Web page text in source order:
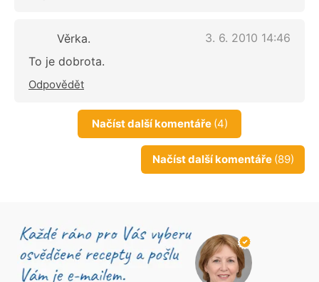
Věrka.
3. 6. 2010 14:46
To je dobrota.
Odpovědět
Načíst další komentáře (4)
Načíst další komentáře (89)